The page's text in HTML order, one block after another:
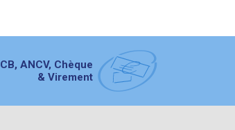
CB, ANCV, Chèque
& Virement